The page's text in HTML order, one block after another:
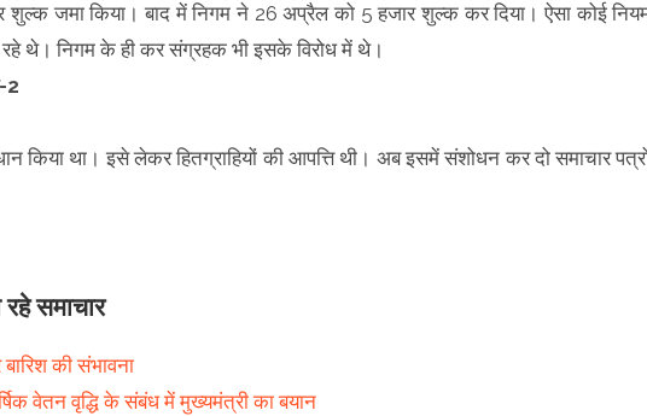
शुल्क जमा किया। बाद में निगम ने 26 अप्रैल को 5 हजार शुल्क कर दिया। ऐसा कोई
रहे थे। निगम के ही कर संग्रहक भी इसके विरोध में थे।
2
किया था। इसे लेकर हितग्राहियों की आपत्ति थी। अब इसमें संशोधन कर दो समाचार
समाचार
की संभावना
वेतन वृद्धि के संबंध में मुख्यमंत्री का बयान